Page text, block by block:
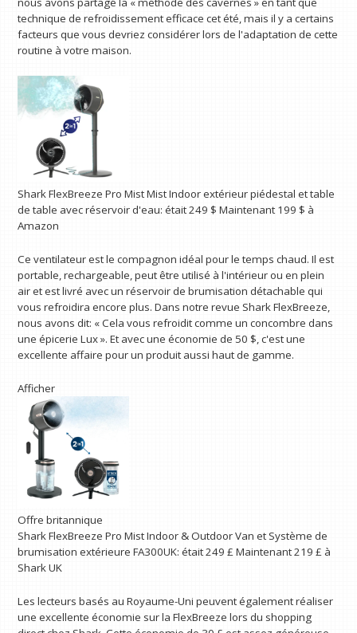
technique de refroidissement efficace cet été, mais il y a certains
facteurs que vous devriez considérer lors de l'adaptation de cette
routine à votre maison.
Shark FlexBreeze Pro Mist Mist Indoor extérieur piédestal et table
de table avec réservoir d'eau: était 249 $ Maintenant 199 $ à
Amazon
Ce ventilateur est le compagnon idéal pour le temps chaud. Il est
portable, rechargeable, peut être utilisé à l'intérieur ou en plein
air et est livré avec un réservoir de brumisation détachable qui
vous refroidira encore plus. Dans notre revue Shark FlexBreeze,
nous avons dit: « Cela vous refroidit comme un concombre dans
une épicerie Lux ». Et avec une économie de 50 $, c'est une
excellente affaire pour un produit aussi haut de gamme.
Afficher
Offre britannique
Shark FlexBreeze Pro Mist Indoor & Outdoor Van et Système de
brumisation extérieure FA300UK: était 249 £Maintenant 219 £ à
Shark UK
Les lecteurs basés au Royaume-Uni peuvent également réaliser
une excellente économie sur la FlexBreeze lors du shopping